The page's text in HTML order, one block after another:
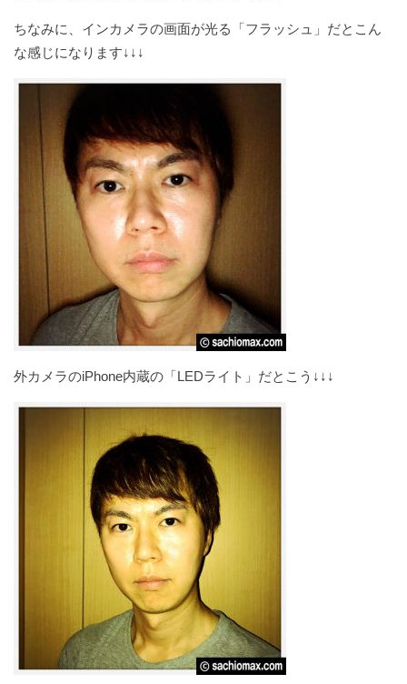
ちなみに、インカメラの画面が光る「フラッシュ」だとこん
な感じになります↓↓↓
外カメラのiPhone内蔵の「LEDライト」だとこう↓↓↓